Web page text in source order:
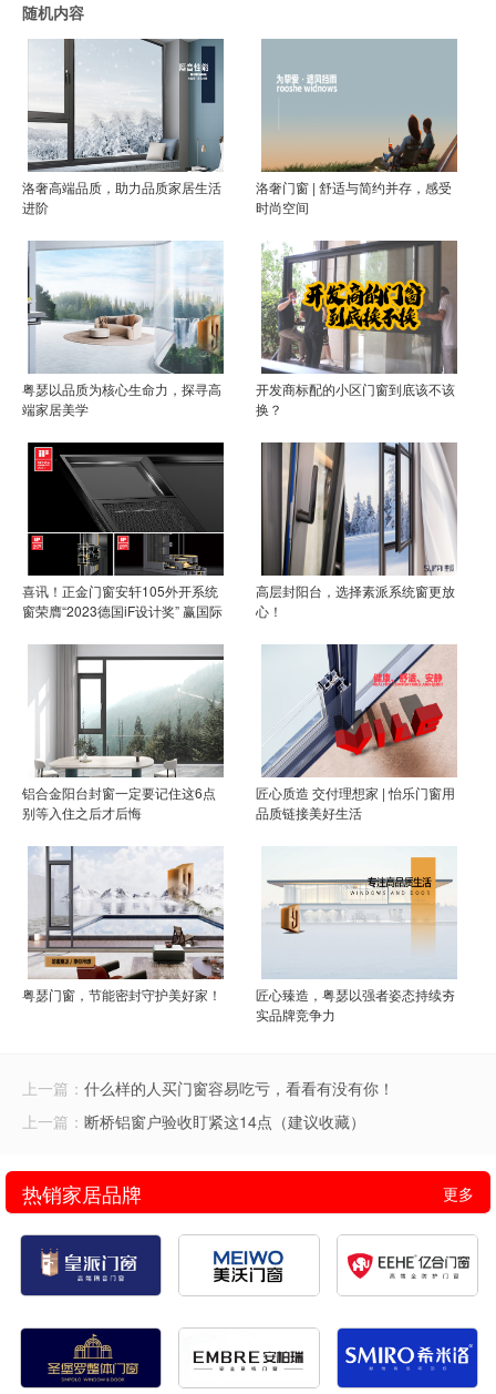
随机内容
洛奢高端品质，助力品质家居生活
进阶
洛奢门窗 | 舒适与简约并存，感受
时尚空间
粤瑟以品质为核心生命力，探寻高
端家居美学
开发商标配的小区门窗到底该不该
换？
喜讯！正金门窗安轩105外开系统
窗荣膺“2023德国iF设计奖” 赢国际
高层封阳台，选择素派系统窗更放
心！
铝合金阳台封窗一定要记住这6点
别等入住之后才后悔
匠心质造 交付理想家 | 怡乐门窗用
品质链接美好生活
粤瑟门窗，节能密封守护美好家！
匠心臻造，粤瑟以强者姿态持续夯
实品牌竞争力
上一篇： 什么样的人买门窗容易吃亏，看看有没有你！
上一篇： 断桥铝窗户验收盯紧这14点（建议收藏）
热销家居品牌 更多